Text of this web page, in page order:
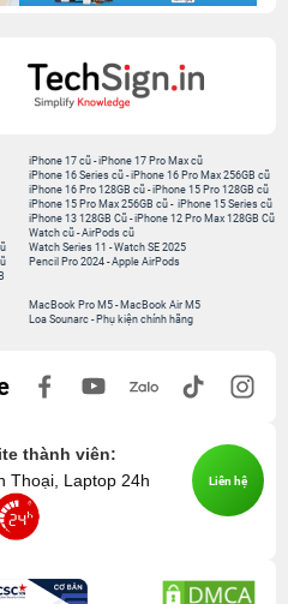
iPhone 17 cũ-iPhone 17 Pro Max cũ
iPhone 16 Series cũ- iPhone 16 Pro Max 256GB cũ
iPhone 16 Pro 128GB cũ-iPhone 15 Pro 128GB cũ
iPhone 15 Pro Max 256GB cũ- iPhone 15 Series cũ
iPhone 13 128GB Cũ-iPhone 12 Pro Max 128GB Cũ
Watch cũ-AirPods cũ
Watch Series 11 -Watch SE 2025
Pencil Pro 2024-Apple AirPods
MacBook Pro M5- MacBook Air M5
Loa Sounarc- Phụ kiện chính hãng
thành viên:
Thoại, Laptop 24h
Liên hệ